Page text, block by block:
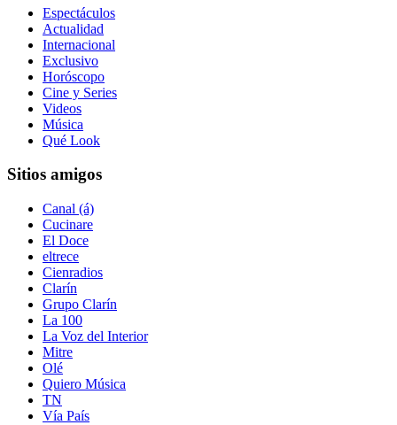
Espectáculos
Actualidad
Internacional
Exclusivo
Horóscopo
Cine y Series
Videos
Música
Qué Look
Sitios amigos
Canal (á)
Cucinare
El Doce
eltrece
Cienradios
Clarín
Grupo Clarín
La 100
La Voz del Interior
Mitre
Olé
Quiero Música
TN
Vía País